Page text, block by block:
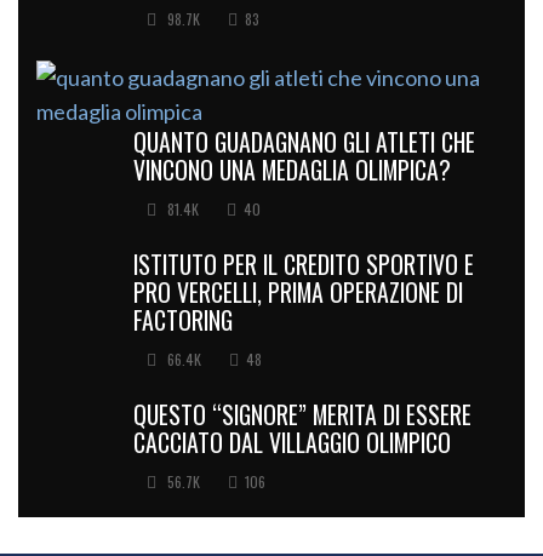
98.7K 83
QUANTO GUADAGNANO GLI ATLETI CHE
VINCONO UNA MEDAGLIA OLIMPICA?
81.4K 40
ISTITUTO PER IL CREDITO SPORTIVO E
PRO VERCELLI, PRIMA OPERAZIONE DI
FACTORING
66.4K 48
QUESTO “SIGNORE” MERITA DI ESSERE
CACCIATO DAL VILLAGGIO OLIMPICO
56.7K 106